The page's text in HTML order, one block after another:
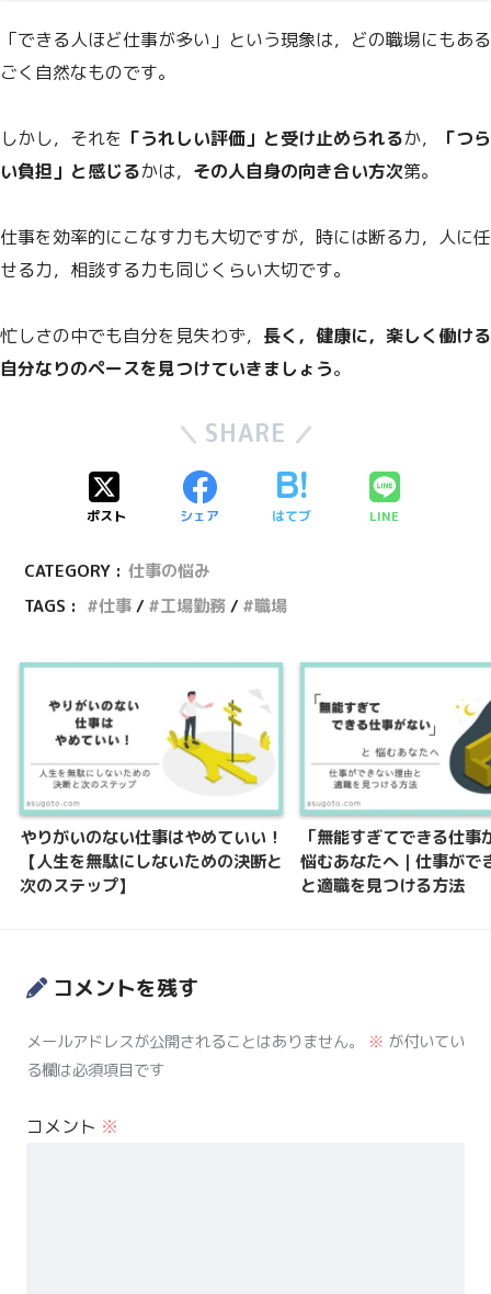
「できる人ほど仕事が多い」という現象は，どの職場にもある
ごく自然なものです。
しかし，それを 「うれしい評価」と受け止められるか，
「つら
い負担」と感じるかは， その人自身の向き合い方次第。
仕事を効率的にこなす力も大切ですが，時には断る力，人に任
せる力，相談する力も同じくらい大切です。
忙しさの中でも自分を見失わず， 長く，健康に，楽しく働ける
自分なりのペースを見つけていきましょう。
SHARE
ポスト シェア はてブ LINE
CATEGORY : 仕事の悩み
TAGS :
仕事 工場勤務 職場
やりがいのない仕事はやめていい！
【人生を無駄にしないための決断と
次のステップ】
「無能すぎてできる仕事
悩むあなたへ｜仕事がで
と適職を見つける方法
コメントを残す
メールアドレスが公開されることはありません。 ※ が付いてい
る欄は必須項目です
コメント ※